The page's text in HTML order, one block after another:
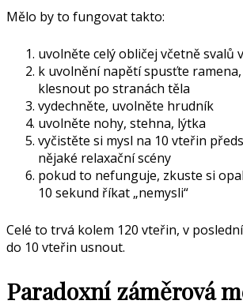
Mělo by to fungovat takto:
uvolněte celý obličej včetně svalů
k uvolnění napětí spusťte
klesnout po stranách těla
vydechněte, uvolněte hrudník
uvolněte nohy, stehna, lýtka
vyčistěte si mysl na 10 vteřin
nějaké relaxační scény
pokud to nefunguje, zkuste si
10 sekund říkat „nemysli“
Celé to trvá kolem 120 vteřin, v
do 10 vteřin usnout.
Paradoxní záměrová